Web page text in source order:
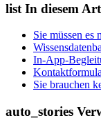
list In diesem
Sie müssen es
In-App-
Sie brauchen
auto_stories